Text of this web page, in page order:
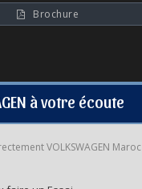
Brochure
à votre écoute
VOLKSWAGEN Maroc